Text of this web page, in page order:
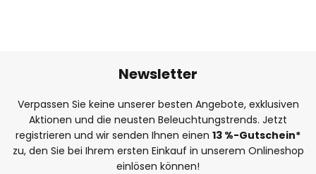
Newsletter
Verpassen Sie keine unserer besten Angebote, exklusiven
Aktionen und die neusten Beleuchtungstrends. Jetzt
registrieren und wir senden Ihnen einen 13 %-Gutschein*
zu, den Sie bei Ihrem ersten Einkauf in unserem Onlineshop
einlösen können!